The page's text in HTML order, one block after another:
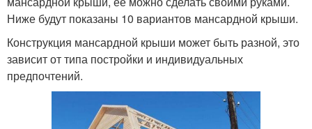
Ниже будут показаны 10 вариантов мансардной крыши.
Конструкция мансардной крыши может быть разной, это
зависит от типа постройки и индивидуальных
предпочтений.